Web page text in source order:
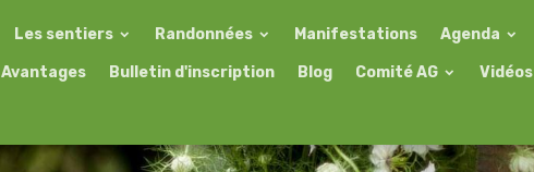
Les sentiers Randonnées Manifestations Agenda
Avantages Bulletin d'inscription Blog Comité AG Vidéos